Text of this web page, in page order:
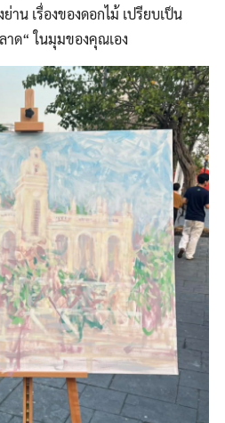
าน เรื่องของดอกไม้ เปรียบเป็น
าด“ ในมุมของคุณเอง